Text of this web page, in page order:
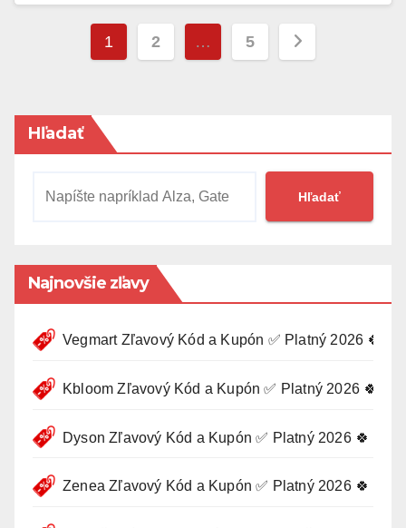
Stránkovanie
príspevkov
1 2 … 5
Hľadať
Hľadať
Najnovšie zľavy
Vegmart Zľavový Kód a Kupón ✅ Platný 2026 🍀
Kbloom Zľavový Kód a Kupón ✅ Platný 2026 🍀
Dyson Zľavový Kód a Kupón ✅ Platný 2026 🍀
Zenea Zľavový Kód a Kupón ✅ Platný 2026 🍀